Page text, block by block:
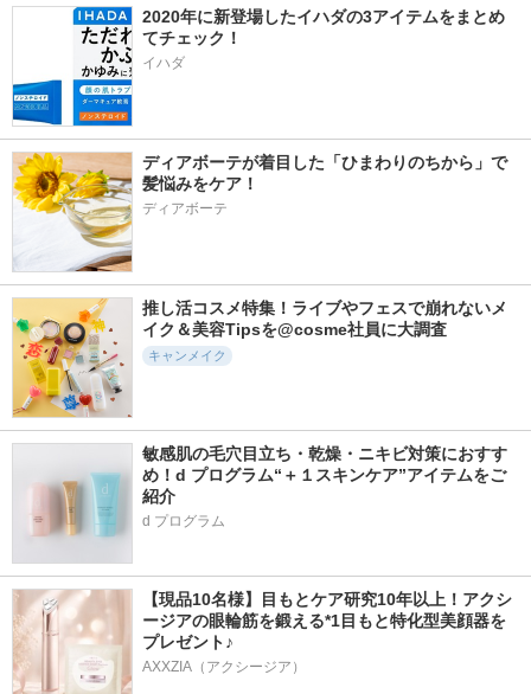
2020年に新登場したイハダの3アイテムをまとめ
てチェック！
イハダ
ディアボーテが着目した「ひまわりのちから」で
髪悩みをケア！
ディアボーテ
推し活コスメ特集！ライブやフェスで崩れないメ
イク＆美容Tipsを@cosme社員に大調査
キャンメイク
敏感肌の毛穴目立ち・乾燥・ニキビ対策におすす
め！d プログラム“＋１スキンケア”アイテムをご
紹介
d プログラム
【現品10名様】目もとケア研究10年以上！アクシ
ージアの眼輪筋を鍛える*1目もと特化型美顔器を
プレゼント♪
AXXZIA（アクシージア）